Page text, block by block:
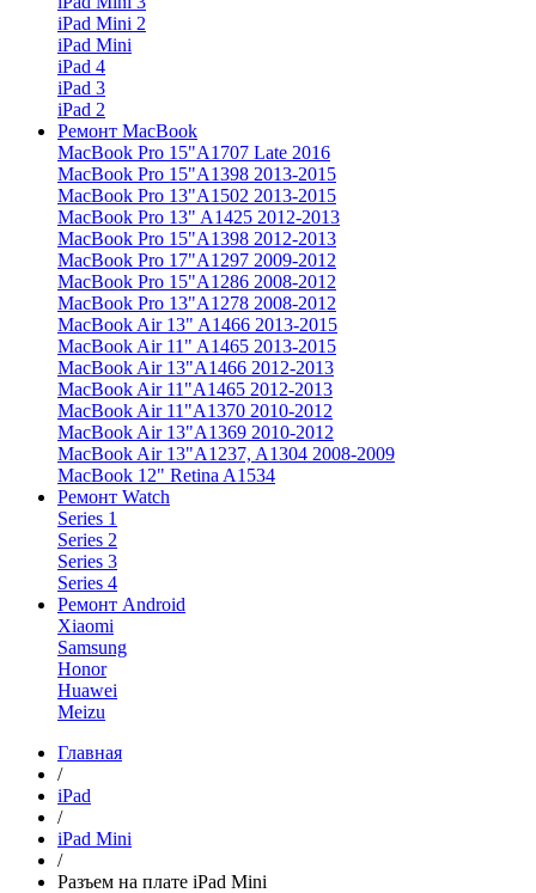
iPad Mini 2
iPad Mini
iPad 4
iPad 3
iPad 2
Ремонт MacBook
MacBook Pro 15"A1707 Late 2016
MacBook Pro 15"A1398 2013-2015
MacBook Pro 13"A1502 2013-2015
MacBook Pro 13" A1425 2012-2013
MacBook Pro 15"A1398 2012-2013
MacBook Pro 17"A1297 2009-2012
MacBook Pro 15"A1286 2008-2012
MacBook Pro 13"A1278 2008-2012
MacBook Air 13" A1466 2013-2015
MacBook Air 11" A1465 2013-2015
MacBook Air 13"A1466 2012-2013
MacBook Air 11"A1465 2012-2013
MacBook Air 11"A1370 2010-2012
MacBook Air 13"A1369 2010-2012
MacBook Air 13"A1237, A1304 2008-2009
MacBook 12" Retina A1534
Ремонт Watch
Series 1
Series 2
Series 3
Series 4
Ремонт Android
Xiaomi
Samsung
Honor
Huawei
Meizu
Главная
/
iPad
/
iPad Mini
/
Разъем на плате iPad Mini